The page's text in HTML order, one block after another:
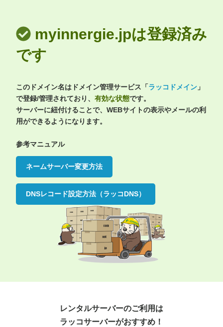
myinnergie.jpは登録済み
です
このドメイン名はドメイン管理サービス「ラッコドメイン 」
で登録/管理されており、 有効な状態です。
サーバーに紐付けることで、WEBサイトの表示やメールの利
用ができるようになります。
参考マニュアル
ネームサーバー変更方法
DNSレコード設定方法（ラッコDNS）
レンタルサーバーのご利用は
ラッコサーバーがおすすめ！